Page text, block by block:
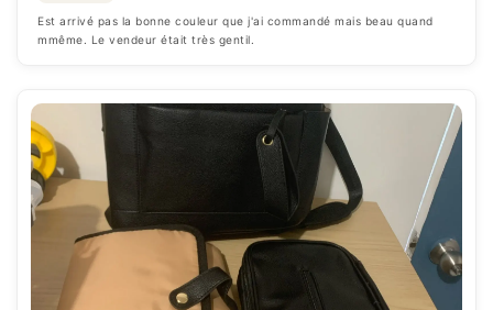
Est arrivé pas la bonne couleur que j'ai commandé mais beau quand
mmême. Le vendeur était très gentil.